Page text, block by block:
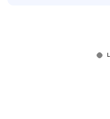
6 ജില്ലകളിൽ നാളെ